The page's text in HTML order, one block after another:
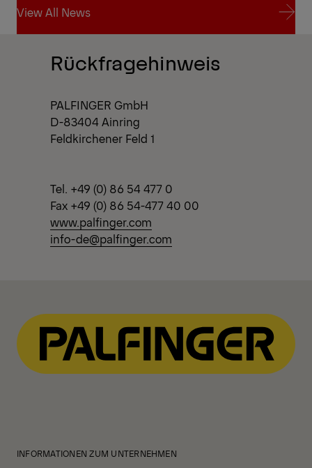
View All News
View All News
Rückfragehinweis
PALFINGER GmbH
D-83404 Ainring
Feldkirchener Feld 1
Tel. +49 (0) 86 54 477 0
Fax +49 (0) 86 54-477 40 00
www.palfinger.com
info-de@palfinger.com
INFORMATIONEN ZUM UNTERNEHMEN